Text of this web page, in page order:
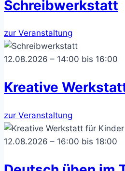
Schreibwerkstatt
zur Veranstaltung
12.08.2026 – 14:00 bis 16:00
Kreative
zur Veranstaltung
12.08.2026 – 16:00 bis 18:00